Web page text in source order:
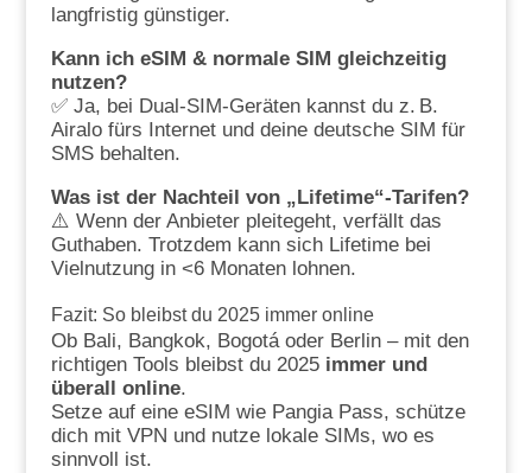
langfristig günstiger.
Kann ich eSIM & normale SIM gleichzeitig
nutzen?
✅ Ja, bei Dual-SIM-Geräten kannst du z. B.
Airalo fürs Internet und deine deutsche SIM für
SMS behalten.
Was ist der Nachteil von „Lifetime“-Tarifen?
⚠️ Wenn der Anbieter pleitegeht, verfällt das
Guthaben. Trotzdem kann sich Lifetime bei
Vielnutzung in <6 Monaten lohnen.
Fazit: So bleibst du 2025 immer online
Ob Bali, Bangkok, Bogotá oder Berlin – mit den
richtigen Tools bleibst du 2025 immer und
überall online.
Setze auf eine eSIM wie Pangia Pass, schütze
dich mit VPN und nutze lokale SIMs, wo es
sinnvoll ist.